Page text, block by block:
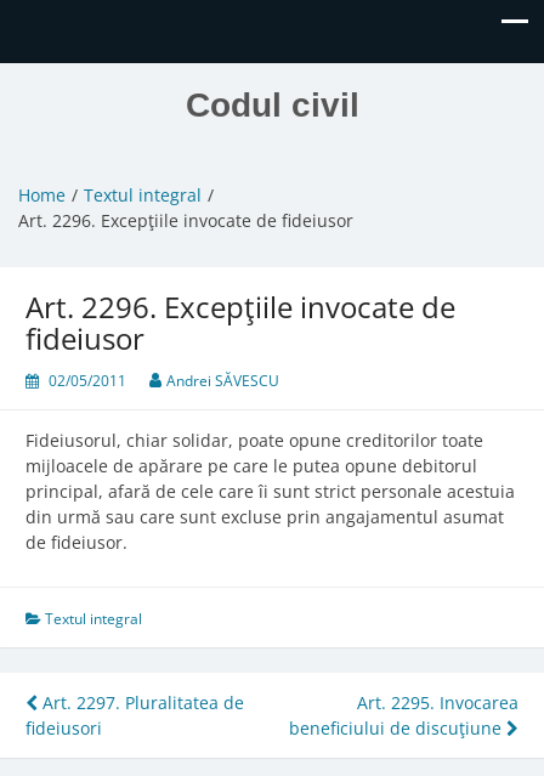
Codul civil
Home
Textul integral
Art. 2296. Excepţiile invocate de fideiusor
Art. 2296. Excepţiile invocate de
fideiusor
02/05/2011 Andrei SĂVESCU
Fideiusorul, chiar solidar, poate opune creditorilor toate
mijloacele de apărare pe care le putea opune debitorul
principal, afară de cele care îi sunt strict personale acestuia
din urmă sau care sunt excluse prin angajamentul asumat
de fideiusor.
Textul integral
Post
navigation
Art. 2297. Pluralitatea de
fideiusori
Art. 2295. Invocarea
beneficiului de discuţiune